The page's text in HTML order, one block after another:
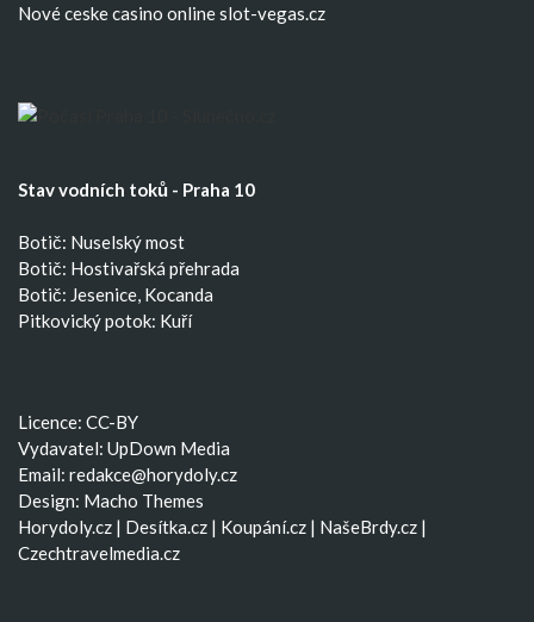
Nové ceske casino online slot-vegas.cz
Stav vodních toků - Praha 10
Botič: Nuselský most
Botič: Hostivařská přehrada
Botič: Jesenice, Kocanda
Pitkovický potok: Kuří
Licence: CC-BY
Vydavatel: UpDown Media
Email: redakce@horydoly.cz
Design: Macho Themes
Horydoly.cz | Desítka.cz | Koupání.cz | NašeBrdy.cz |
Czechtravelmedia.cz